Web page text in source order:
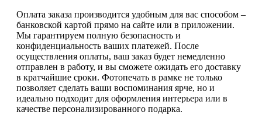
Оплата заказа производится удобным для вас способом –
банковской картой прямо на сайте или в приложении.
Мы гарантируем полную безопасность и
конфиденциальность ваших платежей. После
осуществления оплаты, ваш заказ будет немедленно
отправлен в работу, и вы сможете ожидать его доставку
в кратчайшие сроки. Фотопечать в рамке не только
позволяет сделать ваши воспоминания ярче, но и
идеально подходит для оформления интерьера или в
качестве персонализированного подарка.